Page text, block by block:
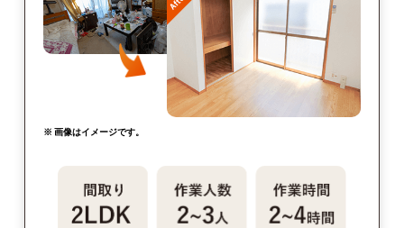
※ 画像はイメージです。